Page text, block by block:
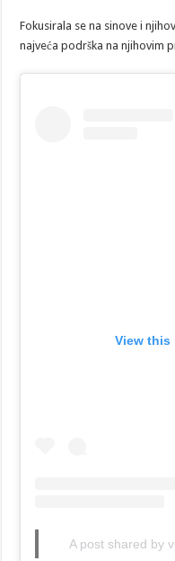
Fokusirala se na sinove i
najveća podrška na njihovim
View this
A post shared by